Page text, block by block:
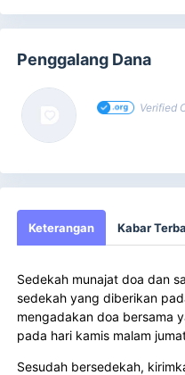
Penggalang Dana
Verified
Keterangan Kabar
Sedekah munajat doa dan
sedekah yang diberikan
mengadakan doa bersama
pada hari kamis malam
Sesudah bersedekah,